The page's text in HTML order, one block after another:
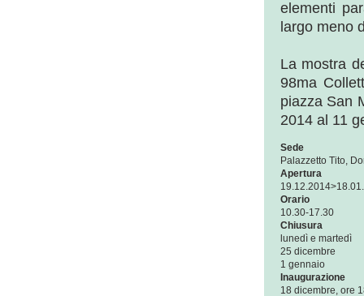
elementi
largo meno
La mostra
98ma
piazza San
2014 al 11
Sede
Palazzetto Tito,
Apertura
Orario
10.30-17.30
Chiusura
lunedì e martedì
25 dicembre
1 gennaio
Inaugurazione
18 dicembre, ore